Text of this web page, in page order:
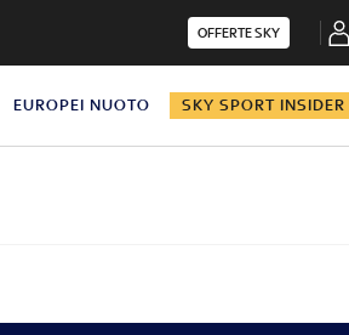
OFFERTE SKY
EUROPEI NUOTO SKY SPORT INSIDER